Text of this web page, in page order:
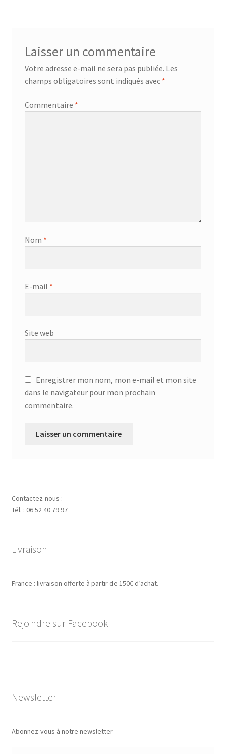
Laisser un commentaire
Votre adresse e-mail ne sera pas publiée. Les
champs obligatoires sont indiqués avec *
Commentaire *
Nom *
E-mail *
Site web
Enregistrer mon nom, mon e-mail et mon site
dans le navigateur pour mon prochain
commentaire.
Contactez-nous :
Tél. : 06 52 40 79 97
Livraison
France : livraison offerte à partir de 150€ d’achat.
Rejoindre sur Facebook
Newsletter
Abonnez-vous à notre newsletter